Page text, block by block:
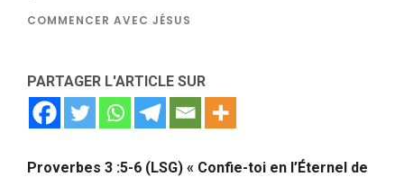
COMMENCER AVEC JÉSUS
PARTAGER L'ARTICLE SUR
Proverbes 3 :5-6 (LSG) « Confie-toi en l’Éternel de